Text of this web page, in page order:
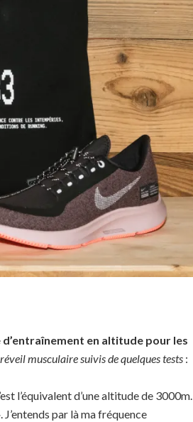
d’entraînement en altitude pour les
réveil musculaire suivis de quelques tests :
l’équivalent d’une altitude de 3000m.
J’entends par là ma fréquence